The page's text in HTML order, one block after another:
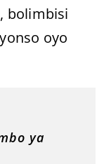
bolimbisi
oyo
ya